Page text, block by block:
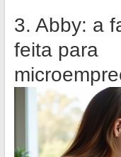
3. Abby: a
feita para